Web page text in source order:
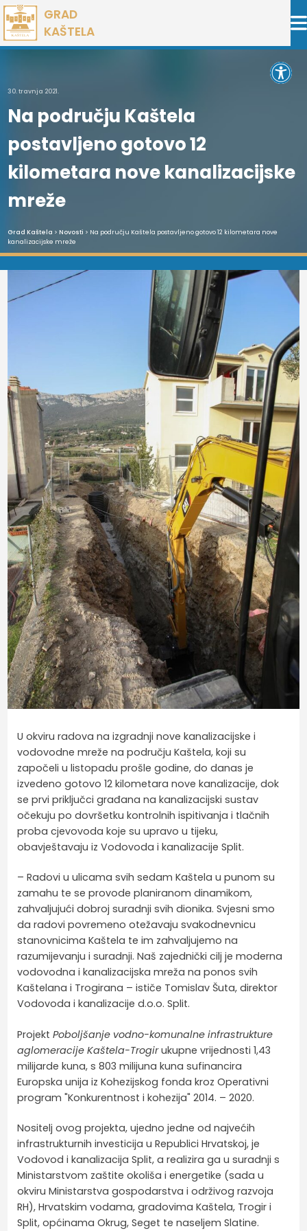
Preskoči
na
sadržaj
GRAD
KAŠTELA
30. travnja 2021.
Na području Kaštela
postavljeno gotovo 12
kilometara nove kanalizacijske
mreže
Grad Kaštela > Novosti > Na području Kaštela postavljeno gotovo 12 kilometara nove
kanalizacijske mreže
U okviru radova na izgradnji nove kanalizacijske i
vodovodne mreže na području Kaštela, koji su
započeli u listopadu prošle godine, do danas je
izvedeno gotovo 12 kilometara nove kanalizacije, dok
se prvi priključci građana na kanalizacijski sustav
očekuju po dovršetku kontrolnih ispitivanja i tlačnih
proba cjevovoda koje su upravo u tijeku,
obavještavaju iz Vodovoda i kanalizacije Split.
– Radovi u ulicama svih sedam Kaštela u punom su
zamahu te se provode planiranom dinamikom,
zahvaljujući dobroj suradnji svih dionika. Svjesni smo
da radovi povremeno otežavaju svakodnevnicu
stanovnicima Kaštela te im zahvaljujemo na
razumijevanju i suradnji. Naš zajednički cilj je moderna
vodovodna i kanalizacijska mreža na ponos svih
Kaštelana i Trogirana – ističe Tomislav Šuta, direktor
Vodovoda i kanalizacije d.o.o. Split.
ProjektPoboljšanje vodno-komunalne infrastrukture
aglomeracije Kaštela-Trogirukupne vrijednosti 1,43
milijarde kuna, s 803 milijuna kuna sufinancira
Europska unija iz Kohezijskog fonda kroz Operativni
program "Konkurentnost i kohezija" 2014. – 2020.
Nositelj ovog projekta, ujedno jedne od najvećih
infrastrukturnih investicija u Republici Hrvatskoj, je
Vodovod i kanalizacija Split, a realizira ga u suradnji s
Ministarstvom zaštite okoliša i energetike (sada u
okviru Ministarstva gospodarstva i održivog razvoja
RH), Hrvatskim vodama, gradovima Kaštela, Trogir i
Split, općinama Okrug, Seget te naseljem Slatine.